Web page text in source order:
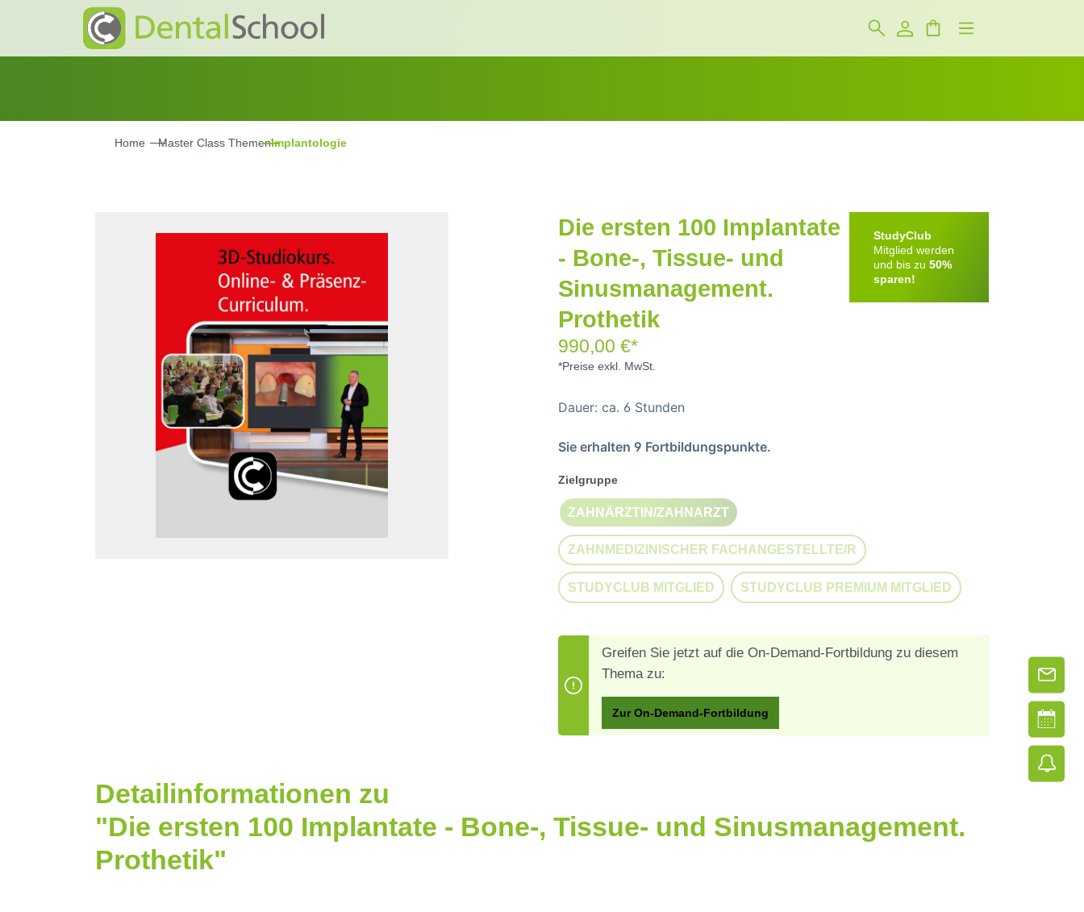
Home Master Class ThemenImplantologie
Die ersten 100 Implantate
- Bone-, Tissue- und
Sinusmanagement.
Prothetik
990,00 €*
*Preise exkl. MwSt.
StudyClub
Mitglied werden
und bis zu50%
sparen!
Dauer: ca. 6 Stunden
Sie erhalten 9 Fortbildungspunkte.
Zielgruppeauswählen
ZAHNÄRZTIN/ZAHNARZT
(DIESE OPTION IST ZURZEIT NICHT VERFÜGBAR.)
ZAHNMEDIZINISCHER FACHANGESTELLTE/R
(DIESE OPTION IST ZURZEIT NICHT VERFÜGBAR.)
STUDYCLUB MITGLIED
(DIESE OPTION IST ZURZEIT NICHT VERFÜGBAR.)
STUDYCLUB PREMIUM MITGLIED
(DIESE OPTION IST ZURZEIT NICHT
Greifen Sie jetzt auf die On-Demand-Fortbildung zu diesem
Thema zu:
Zur On-Demand-Fortbildung
Detailinformationen zu
"Die ersten 100 Implantate - Bone-, Tissue- und Sinusmanagement.
Prothetik"